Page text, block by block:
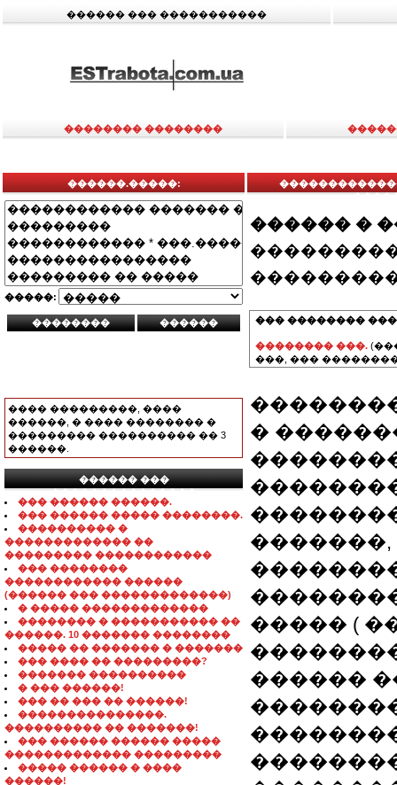
������ ��� �����������
�������� ��������
������.�����:
�����:
���� ���������, ����
������, � ���� �������� �
��������� ���������� �� 3
������.
������ ���
���������������
��� ������ ������.
��� ������ ����� ��������.
���������� �
������������� ��
��������� ������������
��� ��������
������������ ������
(������ ��� �������������)
� ����� �������������
�������� � ����������� ��
������. 10 ������� ��������
����� �� ������� � �������
��� ���� �� ���������?
������� ����������
� ��� ������!
��� �� ��� �� ������!
���������������.
���������� �� �������!
��� ������ ������ �����
������������� ���������
����� ������ � ����
������!
������ �
��� ��������
�������� ���.
���, ���
�
�������,
����� (
������